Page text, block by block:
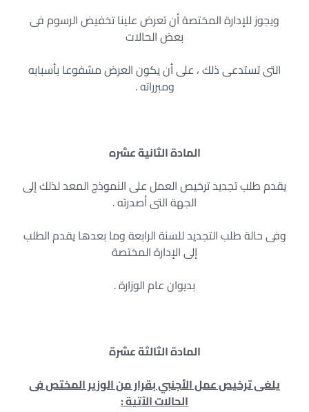
ويجوز للإدارة المختصة أن تعرض علينا تخفيض الرسوم فى
بعض الحالات
التى تستدعى ذلك ، على أن يكون العرض مشفوعا بأسبابه
ومبرراته .
المادة الثانية عشره
يقدم طلب تجديد ترخيص العمل على النموذج المعد لذلك إلى
الجهة التى أصدرته .
وفى حالة طلب التجديد للسنة الرابعة وما بعدها يقدم الطلب
إلى الإدارة المختصة
بديوان عام الوزارة .
المادة الثالثة عشرة
يلغى ترخيص عمل الأجنبي بقرار من الوزير المختص فى
الحالات الآتية: